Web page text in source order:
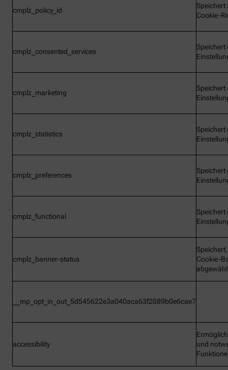
cmplz_policy_id
Speichert
Cookie-
cmplz_consented_services
Speichert
cmplz_marketing
Speichert
cmplz_statistics
Speichert
cmplz_preferences
Speichert
cmplz_functional
Speichert
cmplz_banner-status
Cookie-
__mp_opt_in_out_5d545622e3a040aca63f2089b0e6cae7
accessibility
und